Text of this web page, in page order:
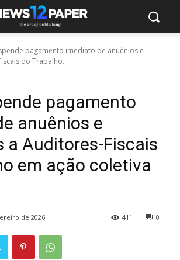
pagamento imediato de anuênios e
do Trabalho...
pagamento
anuênios e
a Auditores-Fiscais
em ação coletiva
de 2026 0
411